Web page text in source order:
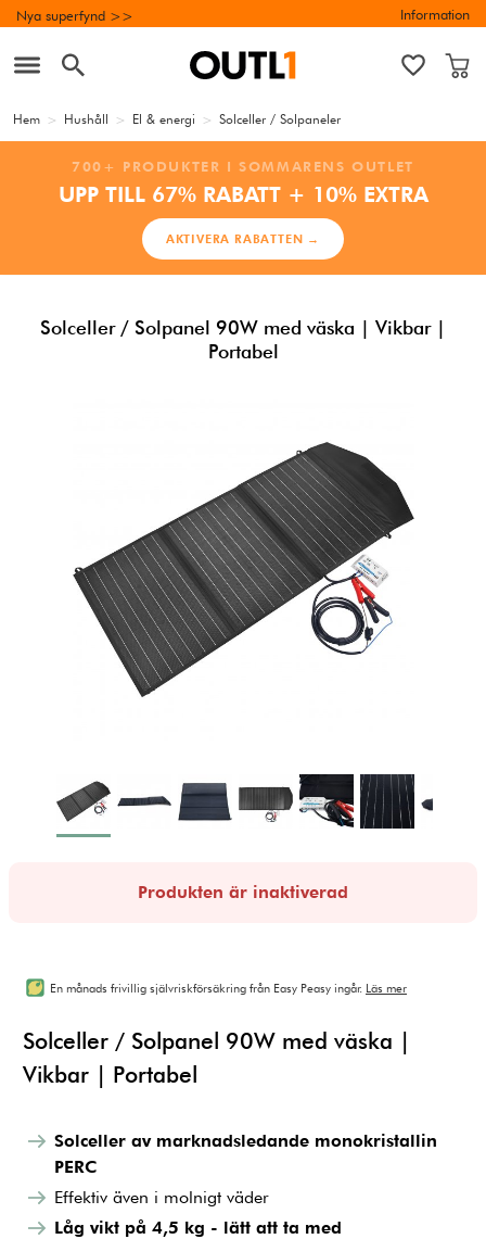
Nya superfynd >> Information
Hem > Hushåll > El & energi > Solceller / Solpaneler
700+ PRODUKTER I SOMMARENS OUTLET
UPP TILL 67% RABATT + 10% EXTRA
AKTIVERA RABATTEN →
Solceller / Solpanel 90W med väska | Vikbar |
Portabel
Produkten är inaktiverad
En månads frivillig självriskförsäkring från Easy Peasy ingår. Läs mer
Solceller / Solpanel 90W med väska |
Vikbar | Portabel
Solceller av marknadsledande monokristallin
PERC
Effektiv även i molnigt väder
Låg vikt på 4,5 kg - lätt att ta med